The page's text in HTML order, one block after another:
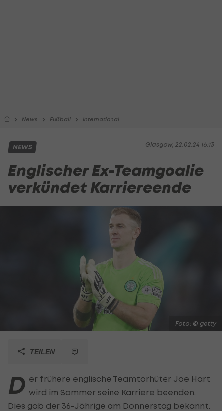
News Fußball International
Glasgow, 22.02.24 16:13
NEWS
Englischer Ex-Teamgoalie
verkündet Karriereende
Foto: © getty
TEILEN
D er frühere englische Teamtorhüter Joe Hart
wird im Sommer seine Karriere beenden.
Dies gab der 36-Jährige am Donnerstag bekannt.